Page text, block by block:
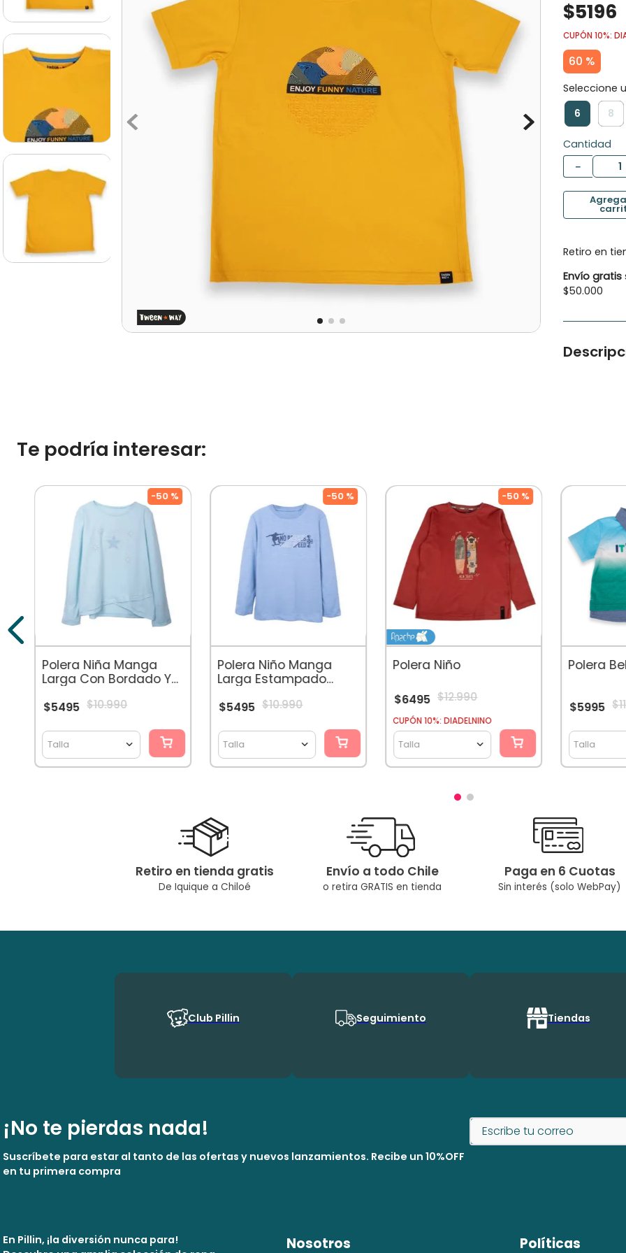
$5196
CUPÓN 10%:
60 %
6 8
Cantidad
－
Retiro en
Envío gratis
$50.000
Cuidados:
Por
Diseñado
Chilena
A Muchas
Niños!
Te podría interesar:
Polera Niña Manga
Larga Con Bordado Y
-50 %
$5495 $10.990
Talla
Polera Niño Manga
Larga Estampado
-50 %
$5495 $10.990
Talla
Polera Niño
-50 %
$6495 $12.990
CUPÓN 10%: DIADELNINO
Talla
Polera
$5995 $11
Talla
Retiro en tienda gratis
De Iquique a Chiloé
Envío a todo Chile
o retira GRATIS en tienda
Paga en 6 Cuotas
Sin interés (solo WebPay)
Club Pillin Seguimiento Tiendas
¡No te pierdas nada!
Suscríbete para estar al tanto de las ofertas y nuevos lanzamientos. Recibe un 10%OFF
en tu primera compra
En Pillin, ¡la diversión nunca para!
Nosotros Políticas